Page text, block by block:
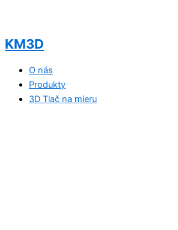
KM3D
O nás
Produkty
3D Tlač na mieru